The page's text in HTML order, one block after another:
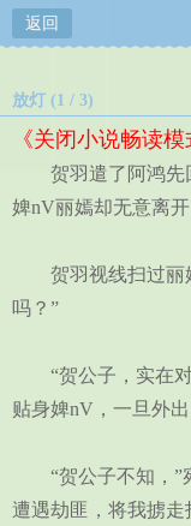
返回
放灯 (1 / 3)
《关闭小说畅读模
贺羽遣了阿鸿先
婢nV丽嫣却无意离
贺羽视线扫过丽
吗？”
“贺公子，实在对
贴身婢nV，一旦外
“贺公子不知，”
遭遇劫匪，将我掳